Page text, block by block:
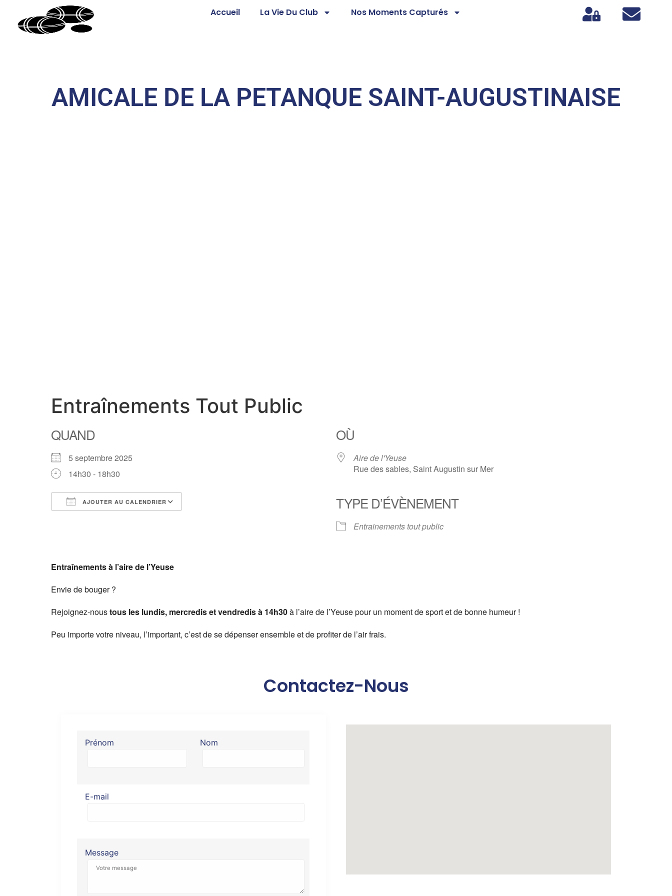
Accueil La Vie Du Club Nos Moments Capturés
AMICALE DE LA PETANQUE SAINT-AUGUSTINAISE
Entraînements Tout Public
QUAND
5 septembre 2025
14h30 - 18h30
AJOUTER AU CALENDRIER
iCalendar
OÙ
Aire de l'Yeuse
Rue des sables, Saint Augustin sur Mer
TYPE D’ÉVÈNEMENT
Entrainements tout public
Entraînements à l’aire de l’Yeuse
Envie de bouger ?
Rejoignez-noustous les lundis, mercredis et vendredis à 14h30à l’aire de l’Yeuse pour un moment de sport et de bonne humeur !
Peu importe votre niveau, l’important, c’est de se dépenser ensemble et de profiter de l’air frais.
Contactez-Nous
Prénom Nom
E-mail
Message